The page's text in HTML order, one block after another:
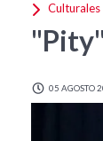
Culturales
05 AGOSTO